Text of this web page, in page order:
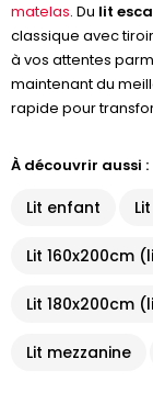
matelas. Du lit
classique avec
à vos attentes
maintenant du
rapide pour
À découvrir aussi :
Lit enfant
Lit 160x200cm
Lit 180x200cm
Lit mezzanine